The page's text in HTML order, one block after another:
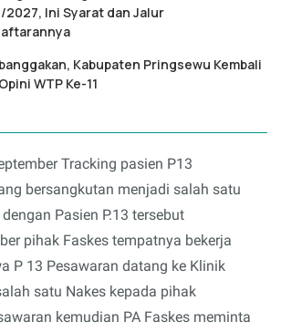
2027, Ini Syarat dan Jalur
Kabupaten Pringsewu Kembali
WTP Ke-11
Tracking pasien P13
bersangkutan menjadi salah satu
Pasien P.13 tersebut
pihak Faskes tempatnya bekerja
P 13 Pesawaran datang ke Klinik
satu Nakes kepada pihak
kemudian PA Faskes meminta